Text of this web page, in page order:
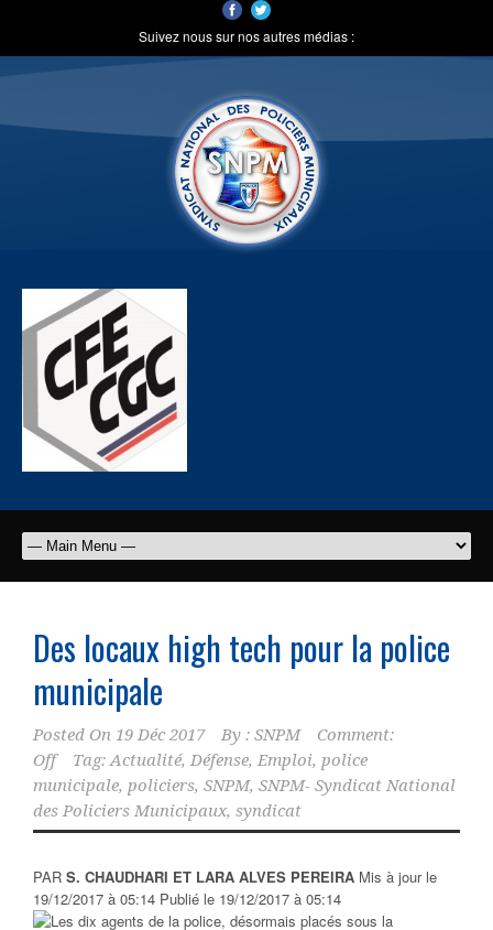
Suivez nous sur nos autres médias :
Des locaux high tech pour la police
municipale
Posted On 19 Déc 2017 By : SNPM
Comment:
Off
Tag:Actualité, Défense, Emploi, police
municipale, policiers, SNPM, SNPM- Syndicat National
des Policiers Municipaux, syndicat
PAR S. CHAUDHARI ET LARA ALVES PEREIRA Mis à jour le
19/12/2017 à 05:14 Publié le 19/12/2017 à 05:14